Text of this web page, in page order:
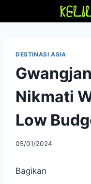
DESTINASI ASIA
Nikmati
Low
By
05/01/2024
Bagikan